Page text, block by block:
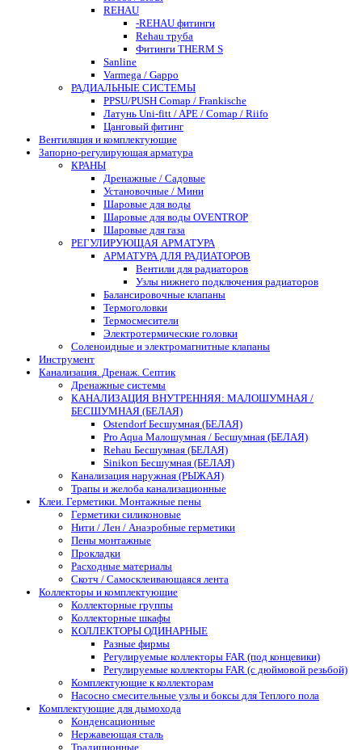
REHAU
-REHAU фитинги
Rehau труба
Фитинги THERM S
Sanline
Varmega / Gappo
РАДИАЛЬНЫЕ СИСТЕМЫ
PPSU/PUSH Comap / Frankische
Латунь Uni-fitt / APE / Comap / Riifo
Цанговый фитинг
Вентиляция и комплектующие
Запорно-регулирующая арматура
КРАНЫ
Дренажные / Садовые
Установочные / Мини
Шаровые для воды
Шаровые для воды OVENTROP
Шаровые для газа
РЕГУЛИРУЮЩАЯ АРМАТУРА
АРМАТУРА ДЛЯ РАДИАТОРОВ
Вентили для радиаторов
Узлы нижнего подключения радиаторов
Балансировочные клапаны
Термоголовки
Термосмесители
Электротермические головки
Соленоидные и электромагнитные клапаны
Инструмент
Канализация. Дренаж. Септик
Дренажные системы
КАНАЛИЗАЦИЯ ВНУТРЕННЯЯ: МАЛОШУМНАЯ /
БЕСШУМНАЯ (БЕЛАЯ)
Ostendorf Бесшумная (БЕЛАЯ)
Pro Aqua Малошумная / Бесшумная (БЕЛАЯ)
Rehau Бесшумная (БЕЛАЯ)
Sinikon Бесшумная (БЕЛАЯ)
Канализация наружная (РЫЖАЯ)
Трапы и желоба канализационные
Клеи. Герметики. Монтажные пены
Герметики силиконовые
Нити / Лен / Анаэробные герметики
Пены монтажные
Прокладки
Расходные материалы
Скотч / Самосклеивающаяся лента
Коллекторы и комплектующие
Коллекторные группы
Коллекторные шкафы
КОЛЛЕКТОРЫ ОДИНАРНЫЕ
Разные фирмы
Регулируемые коллекторы FAR (под концевики)
Регулируемые коллекторы FAR (с дюймовой резьбой)
Комплектующие к коллекторам
Насосно смесительные узлы и боксы для Теплого пола
Комплектующие для дымохода
Конденсационные
Нержавеющая сталь
Традиционные